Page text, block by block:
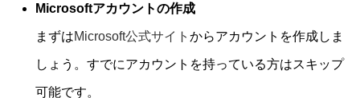
Microsoftアカウントの作成
まずはMicrosoft公式サイト からアカウントを作成しま
しょう。すでにアカウントを持っている方はスキップ
可能です。